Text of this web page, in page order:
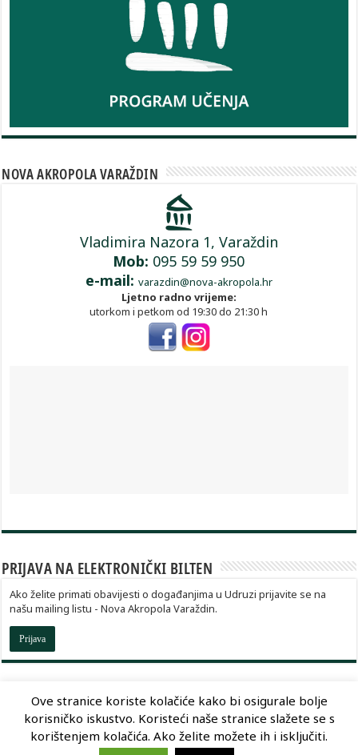
NOVA AKROPOLA VARAŽDIN
Vladimira Nazora 1, Varaždin
Mob: 095 59 59 950
e-mail: varazdin@nova-akropola.hr
Ljetno radno vrijeme:
utorkom i petkom od 19:30 do 21:30 h
PRIJAVA NA ELEKTRONIČKI BILTEN
Ako želite primati obavijesti o događanjima u Udruzi prijavite se na
našu mailing listu - Nova Akropola Varaždin.
Prijava
Dizajn: Optimum Dizajn
Ove stranice koriste kolačiće kako bi osigurale bolje
korisničko iskustvo. Koristeći naše stranice slažete se s
korištenjem kolačića. Ako želite možete ih i isključiti.